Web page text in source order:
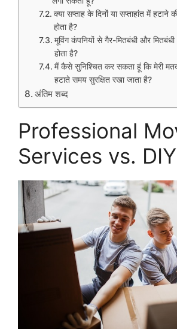
क्या सप्ताह के दिनों या सप्ताहांत में हटाने
होता है?
मूविंग कंपनियों से गैर-मितबंधी और
होता है?
मैं कैसे सुनिश्चित कर सकता हूं कि मेरी
हटाते समय सुरक्षित रखा जाता है?
अंतिम शब्द
Professional
Services vs. DIY